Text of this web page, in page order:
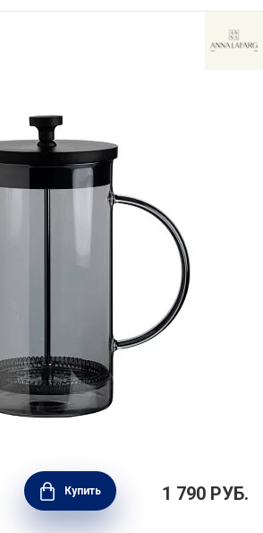
1 л, стекло+пластик, цвет
Lafarg, ANLAF-321702D
Купить 1 790 РУБ.